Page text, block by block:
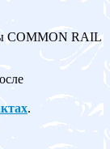
COMMON RAIL
.